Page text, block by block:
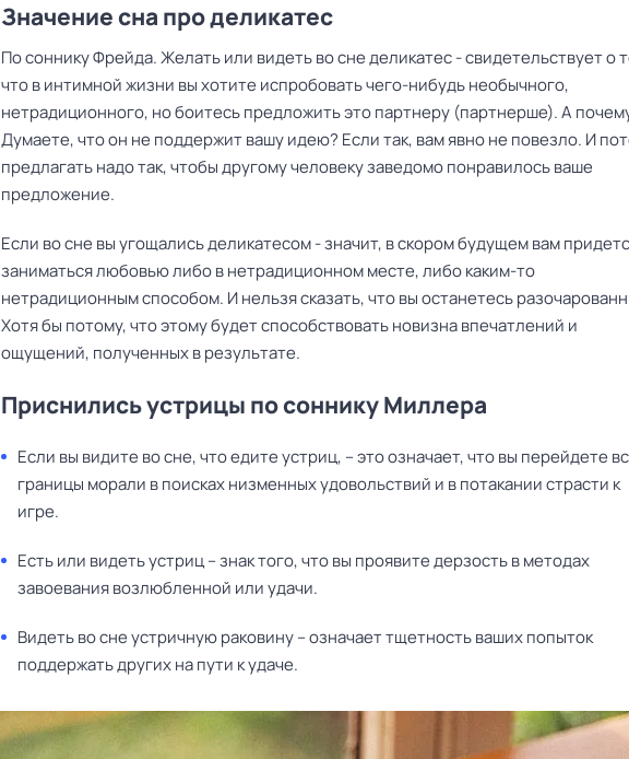
Значение сна про деликатес
По соннику Фрейда. Желать или видеть во сне деликатес - свидетельствует о
что в интимной жизни вы хотите испробовать чего-нибудь необычного,
нетрадиционного, но боитесь предложить это партнеру (партнерше). А
Думаете, что он не поддержит вашу идею? Если так, вам явно не повезло. И
предлагать надо так, чтобы другому человеку заведомо понравилось ваше
предложение.
Если во сне вы угощались деликатесом - значит, в скором будущем вам
заниматься любовью либо в нетрадиционном месте, либо каким-то
нетрадиционным способом. И нельзя сказать, что вы останетесь
Хотя бы потому, что этому будет способствовать новизна впечатлений и
ощущений, полученных в результате.
Приснились устрицы по соннику Миллера
Если вы видите во сне, что едите устриц, – это означает, что вы перейдете
границы морали в поисках низменных удовольствий и в потакании страсти к
игре.
Есть или видеть устриц – знак того, что вы проявите дерзость в методах
завоевания возлюбленной или удачи.
Видеть во сне устричную раковину – означает тщетность ваших попыток
поддержать других на пути к удаче.